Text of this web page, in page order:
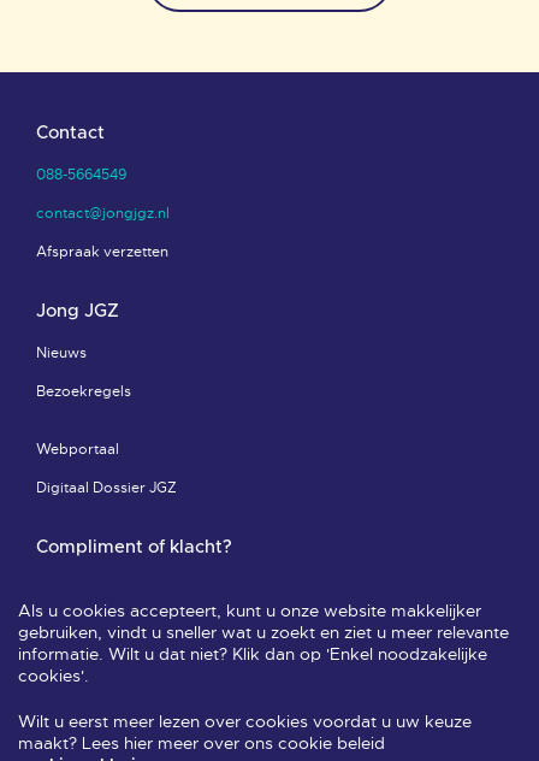
Contact
088-5664549
contact@jongjgz.nl
Afspraak verzetten
Jong JGZ
Nieuws
Bezoekregels
Webportaal
Digitaal Dossier JGZ
Compliment of klacht?
Leveringsvoorwaarden & privacy
Veelgestelde vragen
Volg ons
Als u cookies accepteert, kunt u onze website makkelijker
gebruiken, vindt u sneller wat u zoekt en ziet u meer relevante
informatie. Wilt u dat niet? Klik dan op 'Enkel noodzakelijke
cookies'.
Wilt u eerst meer lezen over cookies voordat u uw keuze
maakt? Lees hier meer over ons cookie beleid